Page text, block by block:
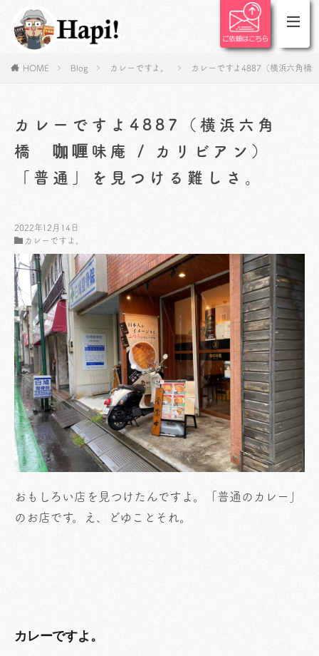
HOME Blog カレーですよ。 カレーですよ4887（横浜六角
カレーですよ4887（横浜六角
橋 咖喱味庵 / カリビアン）
「普通」を見つける難しさ。
2022年12月14日
カレーですよ。
おもしろい店を見つけたんですよ。「普通のカレー」
のお店です。え、どゆことそれ。
カレーですよ。